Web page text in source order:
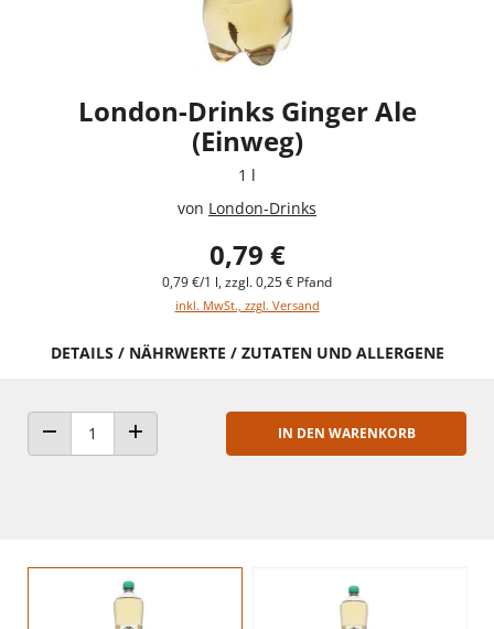
London-Drinks Ginger Ale
(Einweg)
1 l
von London-Drinks
0,79 €
0,79 €/1 l, zzgl. 0,25 € Pfand
inkl. MwSt., zzgl. Versand
DETAILS / NÄHRWERTE / ZUTATEN UND ALLERGENE
ANZAHL VERRINGERNANZAHL ERHÖHEN
IN DEN WARENKORB